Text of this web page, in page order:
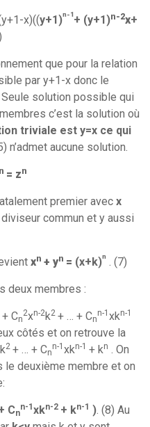
x)((y+1)n-1 + (y+1)n-2x+
que pour la relation
par y+1-x donc le
solution possible qui
c’est la solution où
triviale est y=x ce qui
n’admet aucune solution.
n = zn
premier avec x
commun et y aussi
xn + yn = (x+k)n . (7)
deux membres :
Cn
2xn-2k2 + … + Cn
n-1 xkn-1
côtés et on retrouve la
k2 + … + Cn
n-1 xkn-1 + kn . On
le deuxième membre et on
Cn
n-1 xkn-2 + kn-1 ). (8) Au